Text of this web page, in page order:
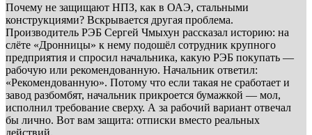
Почему не защищают НПЗ, как в ОАЭ, стальными
конструкциями? Вскрывается другая проблема.
Производитель РЭБ Сергей Чмыхун рассказал историю: на
слёте «Дронницы» к нему подошёл сотрудник крупного
предприятия и спросил начальника, какую РЭБ покупать —
рабочую или рекомендованную. Начальник ответил:
«Рекомендованную». Потому что если такая не сработает и
завод разбомбят, начальник прикроется бумажкой — мол,
исполнил требование сверху. А за рабочий вариант отвечал
бы лично. Вот вам защита: отписки вместо реальных
действий.